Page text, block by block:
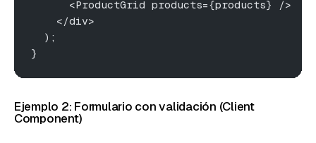
      <ProductGrid products={products} />
    </div>
  );
}
Ejemplo 2: Formulario con validación (Client
Component)